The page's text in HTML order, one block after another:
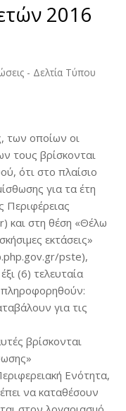
2016
- Δελτία Τύπου
των οποίων οι
τους βρίσκονται
ότι στο πλαίσιο
για τα έτη
Περιφέρειας
και στη θέση «Θέλω
εκτάσεις»
pste),
(6) τελευταία
για τις
βρίσκονται
Ενότητα,
να καταθέσουν